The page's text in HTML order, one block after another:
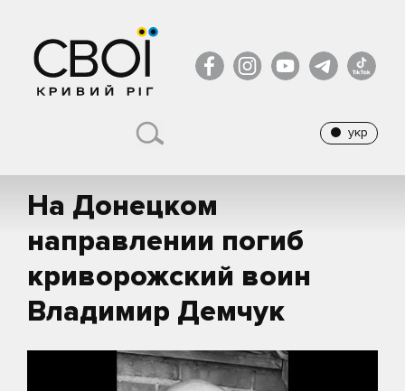
укр
На Донецком
направлении погиб
криворожский воин
Владимир Демчук